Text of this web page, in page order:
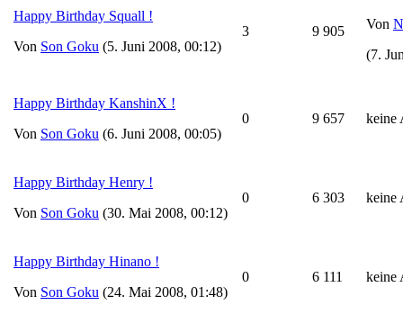
Happy Birthday Squall !
Von Son Goku (5. Juni 2008, 00:12)
3 9 905 Von
(7.
Happy Birthday KanshinX !
Von Son Goku (6. Juni 2008, 00:05)
0 9 657 keine
Happy Birthday Henry !
Von Son Goku (30. Mai 2008, 00:12)
0 6 303 keine
Happy Birthday Hinano !
Von Son Goku (24. Mai 2008, 01:48)
0 6 111 keine